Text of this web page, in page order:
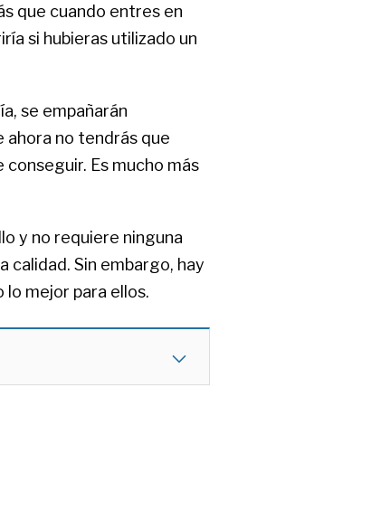
que cuando entres en
si hubieras utilizado un
se empañarán
ahora no tendrás que
Es mucho más
y no requiere ninguna
calidad. Sin embargo, hay
mejor para ellos.